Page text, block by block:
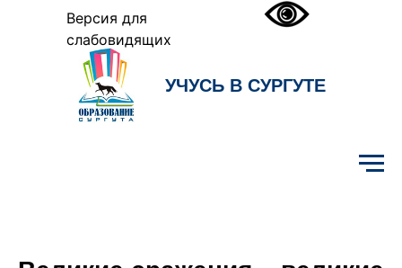
Версия для
слабовидящих
УЧУСЬ В СУРГУТЕ